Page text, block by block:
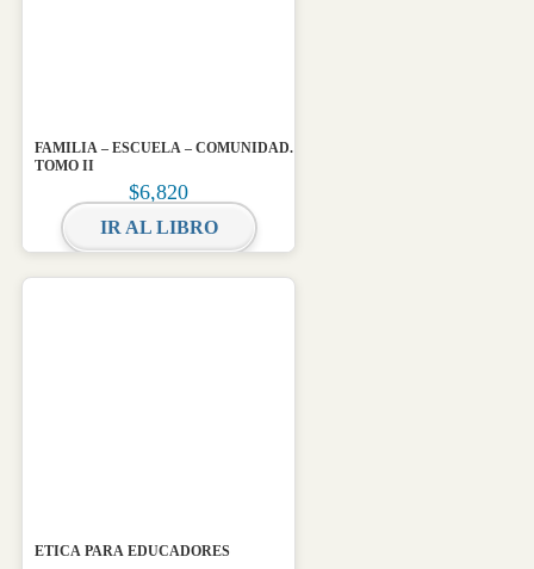
FAMILIA – ESCUELA – COMUNIDAD.
TOMO II
$6,820
IR AL LIBRO
ETICA PARA EDUCADORES